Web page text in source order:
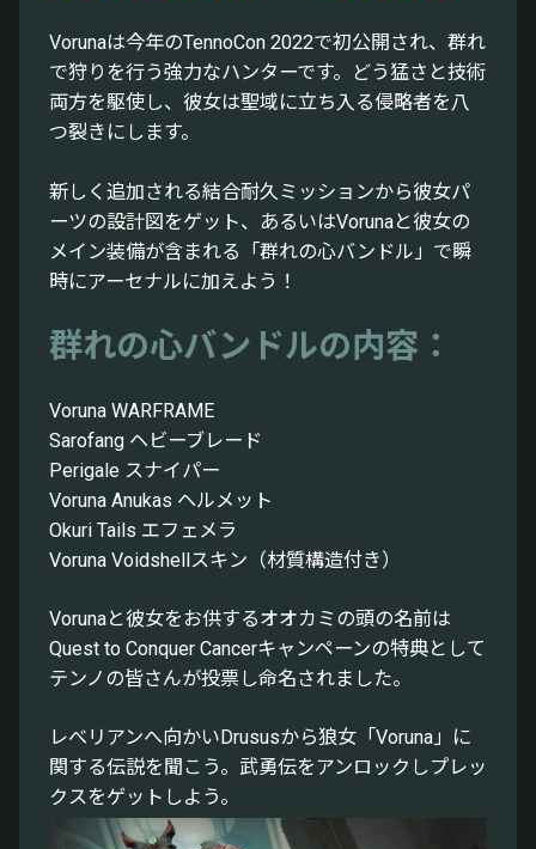
Vorunaは今年のTennoCon 2022で初公開され、群れ
で狩りを行う強力なハンターです。どう猛さと技術
両方を駆使し、彼女は聖域に立ち入る侵略者を八
つ裂きにします。
新しく追加される結合耐久ミッションから彼女パ
ーツの設計図をゲット、あるいはVorunaと彼女の
メイン装備が含まれる「群れの心バンドル」で瞬
時にアーセナルに加えよう！
群れの心バンドルの内容：
Voruna WARFRAME
Sarofang ヘビーブレード
Perigale スナイパー
Voruna Anukas ヘルメット
Okuri Tails エフェメラ
Voruna Voidshellスキン（材質構造付き）
Vorunaと彼女をお供するオオカミの頭の名前は
Quest to Conquer Cancerキャンペーンの特典として
テンノの皆さんが投票し命名されました。
レべリアンへ向かいDrususから狼女「Voruna」に
関する伝説を聞こう。武勇伝をアンロックしプレッ
クスをゲットしよう。